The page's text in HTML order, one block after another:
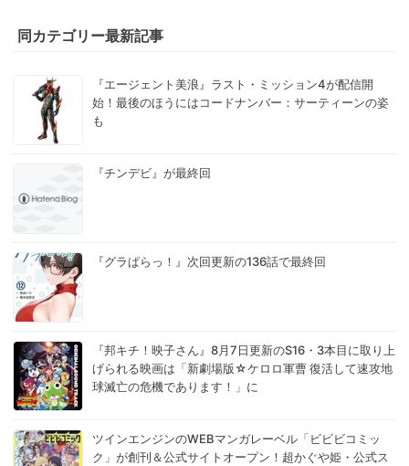
同カテゴリー最新記事
『エージェント美浪』ラスト・ミッション4が配信開
始！最後のほうにはコードナンバー：サーティーンの姿
も
『チンデビ』が最終回
『グラぱらっ！』次回更新の136話で最終回
『邦キチ！映子さん』8月7日更新のS16・3本目に取り上
げられる映画は「新劇場版☆ケロロ軍曹 復活して速攻地
球滅亡の危機であります！」に
ツインエンジンのWEBマンガレーベル「ビビビコミッ
ク」が創刊＆公式サイトオープン！超かぐや姫・公式ス